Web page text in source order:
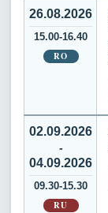
26.08.2026
15.00-16.40
RO
02.09.2026
-
04.09.2026
09.30-15.30
RU